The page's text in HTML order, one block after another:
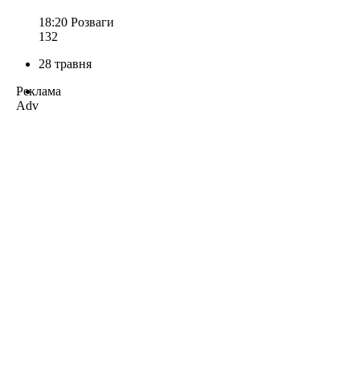
18:20 Розваги
132
28 травня
Реклама
Adv